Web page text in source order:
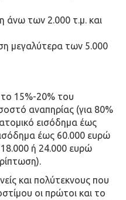
άνω των 2.000 τ.μ. και
μεγαλύτερα των 5.000
15%-20% του
αναπηρίας (για 80%
εισόδημα έως
έως 60.000 ευρώ
ή 24.000 ευρώ
και πολύτεκνους που
οι πρώτοι και το